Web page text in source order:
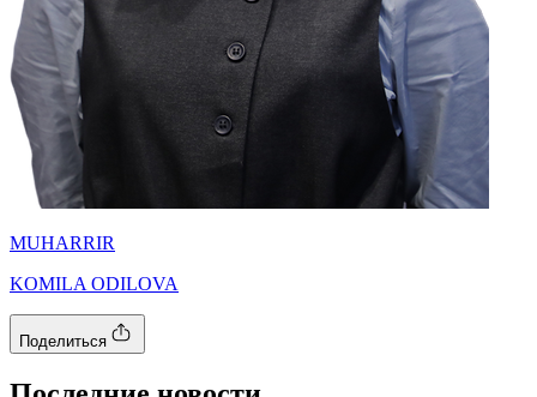
MUHARRIR
KOMILA ODILOVA
Поделиться